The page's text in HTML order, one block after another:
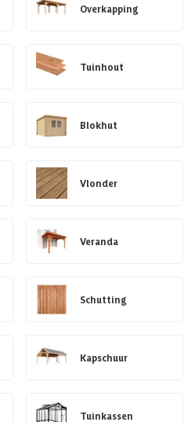
Overkapping
Tuinhout
Blokhut
Vlonder
Veranda
Schutting
Kapschuur
Tuinkassen